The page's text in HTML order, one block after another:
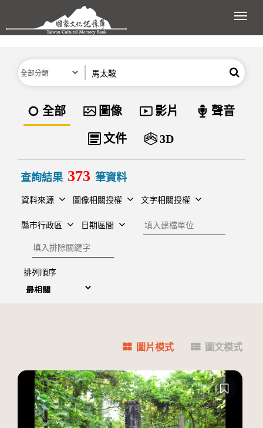
跳到主要內容區塊
展
分類 搜尋
資料類型
全部 圖像 影片 聲音
文件 3D
查詢結果 373 筆資料
資料來源 圖像相關授權 文字相關授權
縣市行政區 日期區間
建檔單位
排除關鍵字
排列順序
圖片模式 圖文模式